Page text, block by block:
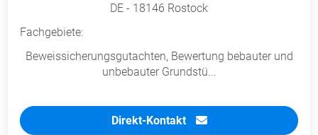
DE - 18146 Rostock
Fachgebiete:
Beweissicherungsgutachten, Bewertung bebauter und
unbebauter Grundstü...
Direkt-Kontakt